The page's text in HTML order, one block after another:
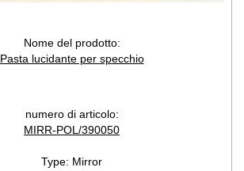
Nome del prodotto:
Pasta lucidante per specchio
numero di articolo:
MIRR-POL/390050
Type: Mirror